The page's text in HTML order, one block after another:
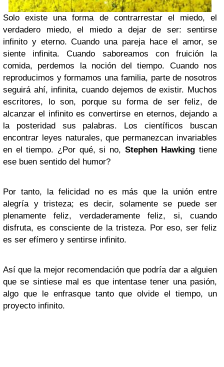
Solo existe una forma de contrarrestar el miedo, el
verdadero miedo, el miedo a dejar de ser: sentirse
infinito y eterno. Cuando una pareja hace el amor, se
siente infinita. Cuando saboreamos con fruición la
comida, perdemos la noción del tiempo. Cuando nos
reproducimos y formamos una familia, parte de nosotros
seguirá ahí, infinita, cuando dejemos de existir. Muchos
escritores, lo son, porque su forma de ser feliz, de
alcanzar el infinito es convertirse en eternos, dejando a
la posteridad sus palabras. Los científicos buscan
encontrar leyes naturales, que permanezcan invariables
en el tiempo. ¿Por qué, si no, Stephen Hawking tiene
ese buen sentido del humor?
Por tanto, la felicidad no es más que la unión entre
alegría y tristeza; es decir, solamente se puede ser
plenamente feliz, verdaderamente feliz, si, cuando
disfruta, es consciente de la tristeza. Por eso, ser feliz
es ser efímero y sentirse infinito.
Así que la mejor recomendación que podría dar a alguien
que se sintiese mal es que intentase tener una pasión,
algo que le enfrasque tanto que olvide el tiempo, un
proyecto infinito.